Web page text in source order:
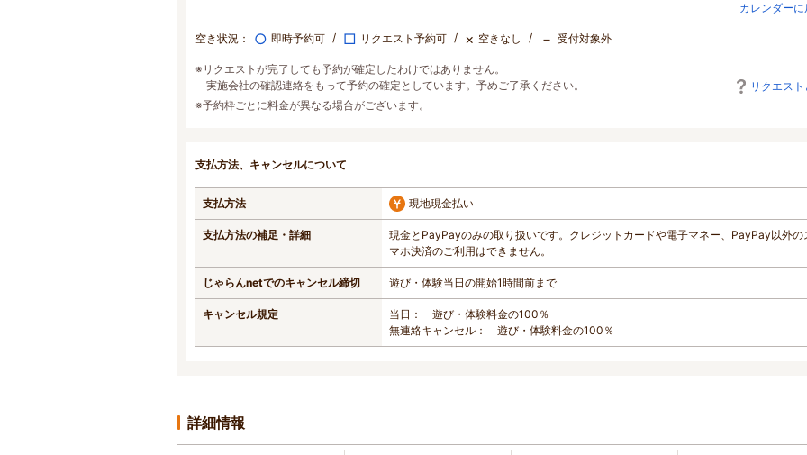
カレンダーに
空き状況： ○ 即時予約可 □ リクエスト予約可 × 空きなし － 受付対象外
※リクエストが完了しても予約が確定したわけではありません。
実施会社の確認連絡をもって予約の確定としています。予めご了承ください。
リクエス
※予約枠ごとに料金が異なる場合がございます。
支払方法、キャンセルについて
支払方法 現地現金払い
支払方法の補足・詳細
現金とPayPayのみの取り扱いです。クレジットカードや電子マネー、PayPay以外の
マホ決済のご利用はできません。
じゃらんnetでのキャンセル締切 遊び・体験当日の開始1時間前まで
キャンセル規定
当日： 遊び・体験料金の100％
無連絡キャンセル： 遊び・体験料金の100％
詳細情報